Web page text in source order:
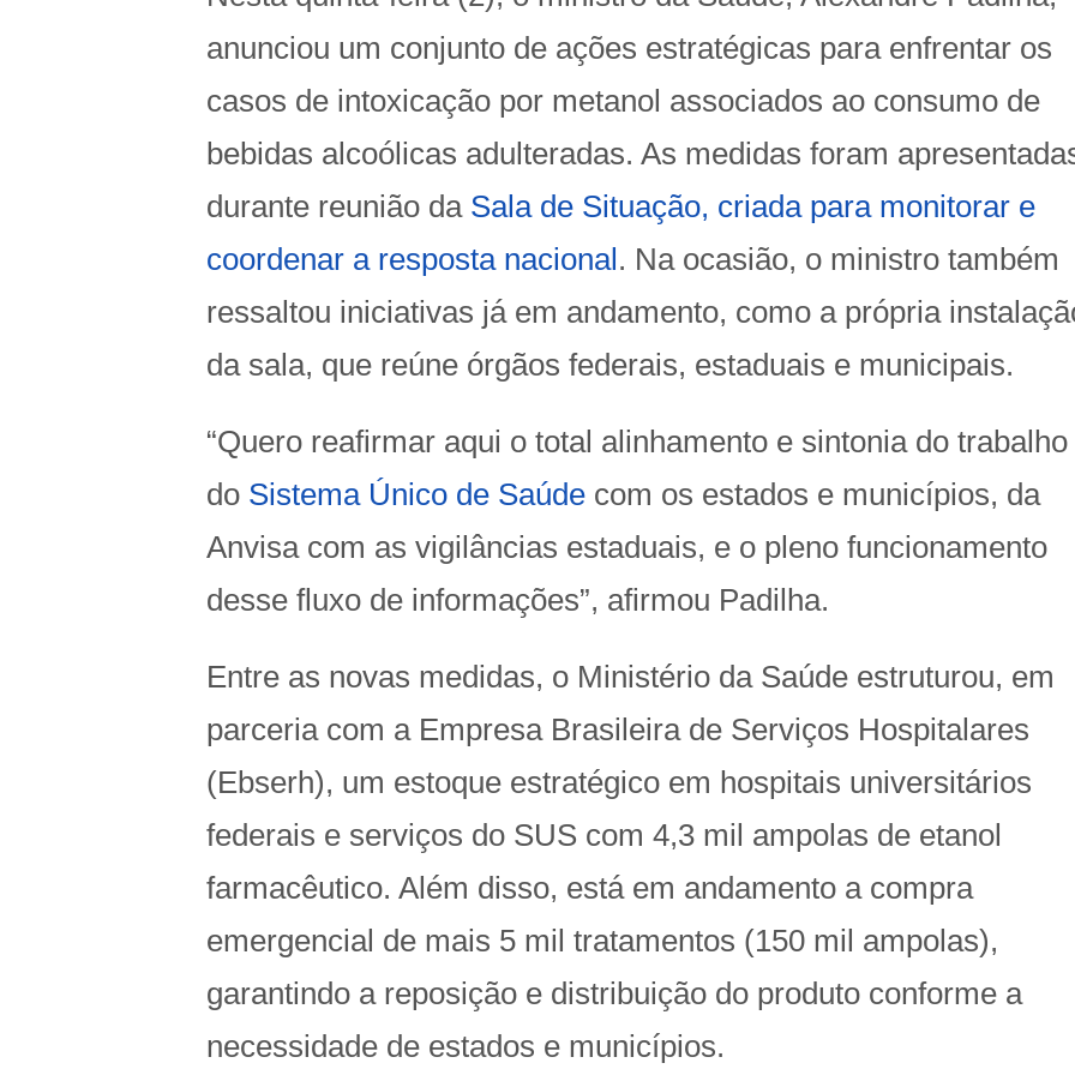
anunciou um conjunto de ações estratégicas para enfrentar os
casos de intoxicação por metanol associados ao consumo de
bebidas alcoólicas adulteradas. As medidas foram
durante reunião da Sala de Situação, criada para monitorar e
coordenar a resposta nacional . Na ocasião, o ministro também
ressaltou iniciativas já em andamento, como a própria
da sala, que reúne órgãos federais, estaduais e municipais.
“Quero reafirmar aqui o total alinhamento e sintonia do trabalho
do Sistema Único de Saúde com os estados e municípios, da
Anvisa com as vigilâncias estaduais, e o pleno funcionamento
desse fluxo de informações”, afirmou Padilha.
Entre as novas medidas, o Ministério da Saúde estruturou, em
parceria com a Empresa Brasileira de Serviços Hospitalares
(Ebserh), um estoque estratégico em hospitais universitários
federais e serviços do SUS com 4,3 mil ampolas de etanol
farmacêutico. Além disso, está em andamento a compra
emergencial de mais 5 mil tratamentos (150 mil ampolas),
garantindo a reposição e distribuição do produto conforme a
necessidade de estados e municípios.